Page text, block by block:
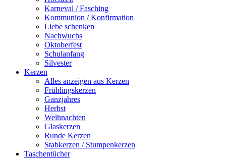
Karneval / Fasching
Kommunion / Konfirmation
Liebe schenken
Nachwuchs
Oktoberfest
Schulanfang
Silvester
Kerzen
Alles anzeigen aus Kerzen
Frühlingskerzen
Ganzjahres
Herbst
Weihnachten
Glaskerzen
Runde Kerzen
Stabkerzen / Stumpenkerzen
Taschentücher